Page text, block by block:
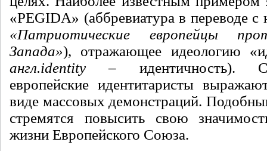
«PEGIDA» (аббревиатура в переводе с
«Патриотические европейцы
Запада»), отражающее идеологию
англ.identity – идентичность).
европейские идентитаристы
виде массовых демонстраций.
стремятся повысить свою
жизни Европейского Союза.